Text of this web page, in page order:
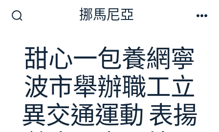
切
換
開
關
挪馬尼亞
甜心一包養網寧
波市舉辦職工立
異交通運動 表揚